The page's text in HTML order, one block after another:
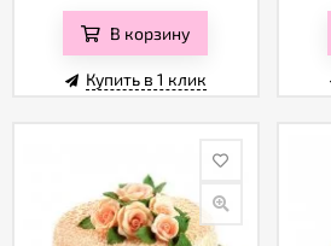
В корзину
Купить в 1 клик